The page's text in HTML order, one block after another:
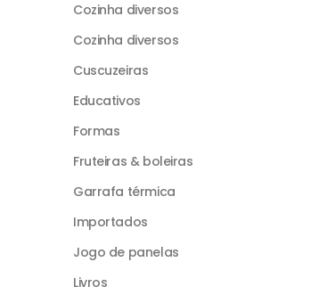
Cozinha diversos
Cozinha diversos
Cuscuzeiras
Educativos
Formas
Fruteiras & boleiras
Garrafa térmica
Importados
Jogo de panelas
Livros